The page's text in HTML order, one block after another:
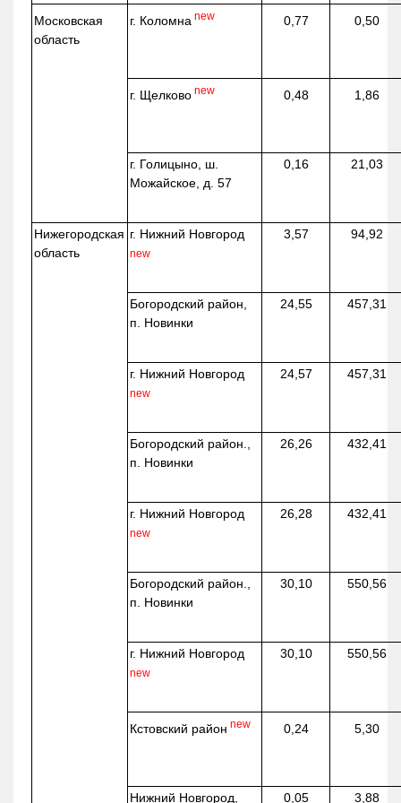
Московская
область
г. Коломна new 0,77 0,50
г. Щелково new 0,48 1,86
г. Голицыно, ш.
Можайское, д. 57
0,16 21,03
Нижегородская
область
г. Нижний Новгород
new
3,57 94,92
Богородский район,
п. Новинки
24,55 457,31
г. Нижний Новгород
new
24,57 457,31
Богородский район.,
п. Новинки
26,26 432,41
г. Нижний Новгород
new
26,28 432,41
Богородский район.,
п. Новинки
30,10 550,56
г. Нижний Новгород
new
30,10 550,56
Кстовский район new 0,24 5,30
Нижний Новгород, 0,05 3,88